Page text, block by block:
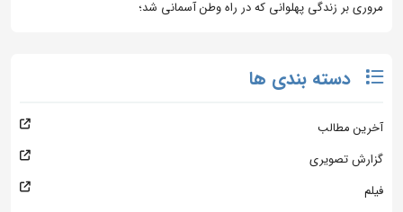
مروری بر زندگی پهلوانی که در راه وطن آسمانی شد؛
دسته بندی ها
آخرین مطالب
گزارش تصویری
فیلم